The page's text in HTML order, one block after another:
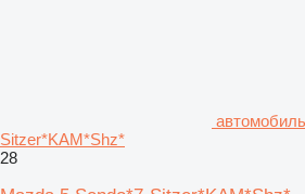
Sitzer*KAM*Shz*
28